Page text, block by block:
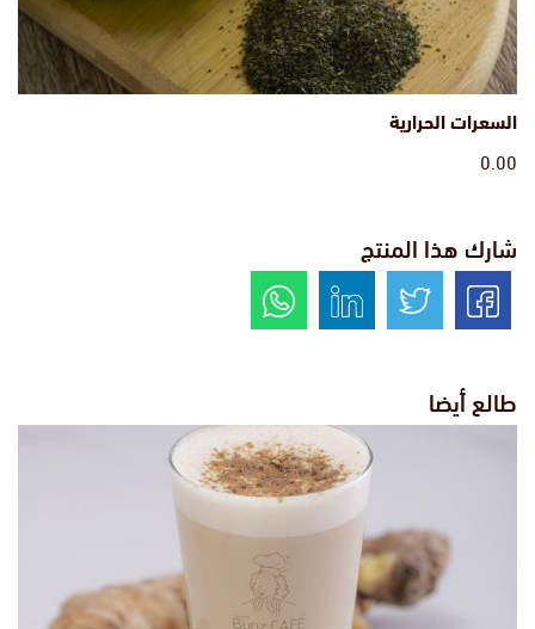
السعرات الحرارية
0.00
شارك هذا المنتج
طالع أيضا